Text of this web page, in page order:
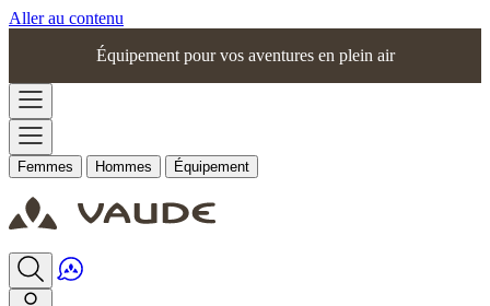
Aller au contenu
Équipement pour vos aventures en plein air
Femmes Hommes Équipement